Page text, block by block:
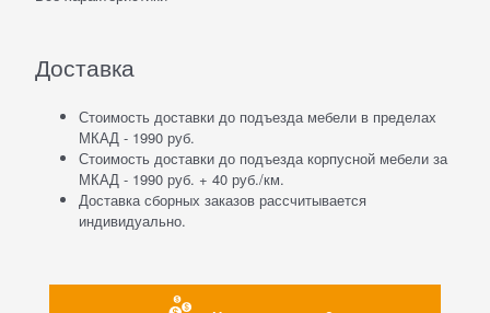
Доставка
Стоимость доставки до подъезда мебели в пределах
МКАД - 1990 руб.
Стоимость доставки до подъезда корпусной мебели за
МКАД - 1990 руб. + 40 руб./км.
Доставка сборных заказов рассчитывается
индивидуально.